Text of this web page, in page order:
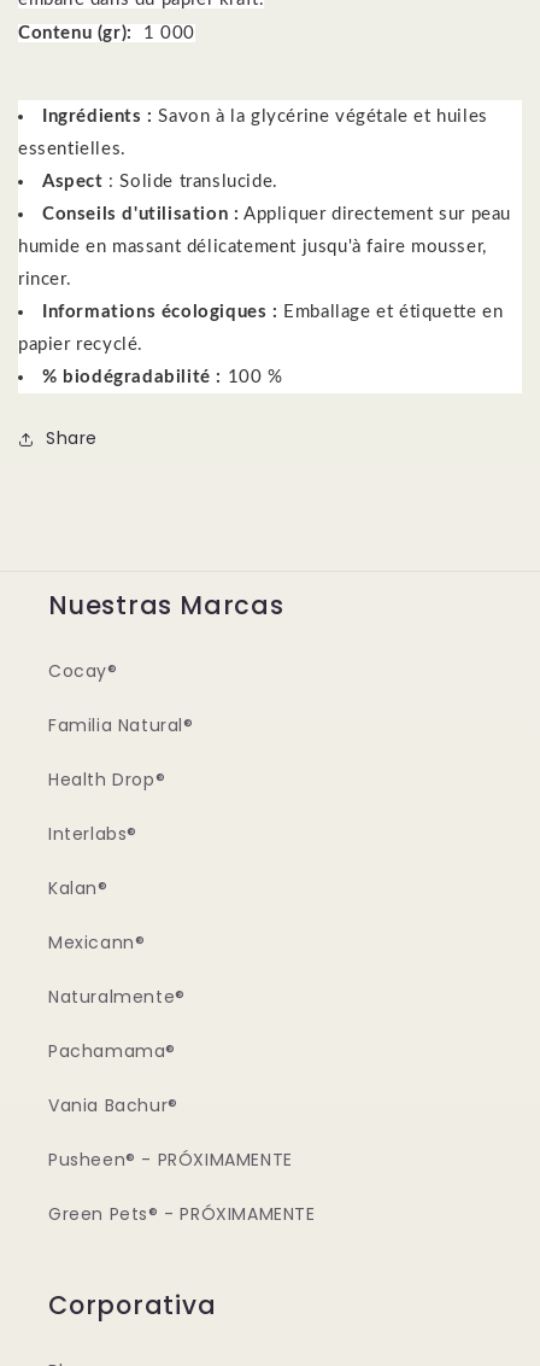
Contenu (gr):
1 000
Ingrédients : Savon à la glycérine végétale et huiles
essentielles.
Aspect : Solide translucide.
Conseils d'utilisation : Appliquer directement sur peau
humide en massant délicatement jusqu'à faire mousser,
rincer.
Informations écologiques : Emballage et étiquette en
papier recyclé.
% biodégradabilité : 100 %
Share
Nuestras Marcas
Cocay®
Familia Natural®
Health Drop®
Interlabs®
Kalan®
Mexicann®
Naturalmente®
Pachamama®
Vania Bachur®
Pusheen® - PRÓXIMAMENTE
Green Pets® - PRÓXIMAMENTE
Corporativa